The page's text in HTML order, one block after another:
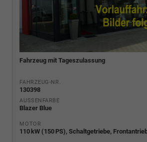
Fahrzeug mit Tageszulassung
FAHRZEUG-NR.
130398
AUSSENFARBE
Blazer Blue
MOTOR
110 kW (150 PS), Schaltgetriebe,